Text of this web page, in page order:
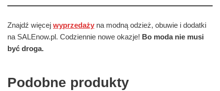
Znajdź więcej wyprzedaży na modną odzież, obuwie i dodatki
na SALEnow.pl. Codziennie nowe okazje! Bo moda nie musi
być droga.
Podobne produkty